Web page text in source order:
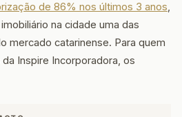
de 86% nos últimos 3 anos,
na cidade uma das
mercado catarinense. Para quem
Inspire Incorporadora, os